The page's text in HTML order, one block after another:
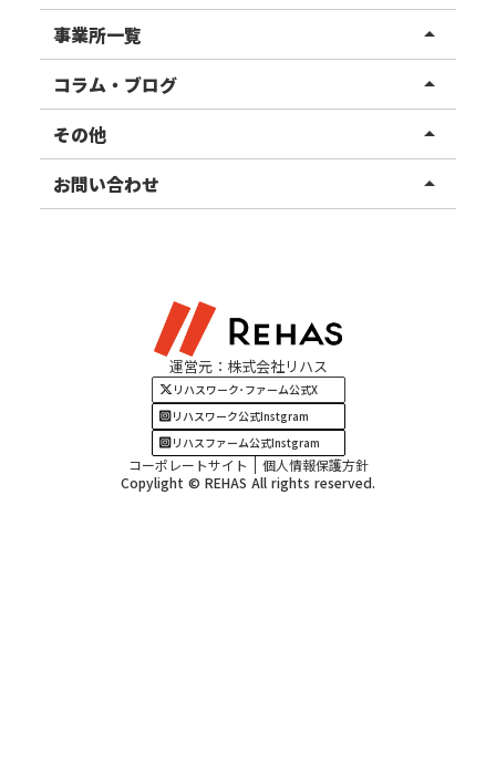
リハスワーク
リハスファーム
事業所一覧 arrow_drop_up
関東エリア
東北エリア
甲信越エリア
四国・九州エリア
コラム・ブログ arrow_drop_up
事業所ブログ
ご利用者様の声
その他 arrow_drop_up
お知らせ
お問い合わせ arrow_drop_up
運営元：株式会社リハス
リハスワーク･ファーム公式X
リハスワーク公式Instgram
リハスファーム公式Instgram
コーポレートサイト
個人情報保護方針
Copylight © REHAS All rights reserved.